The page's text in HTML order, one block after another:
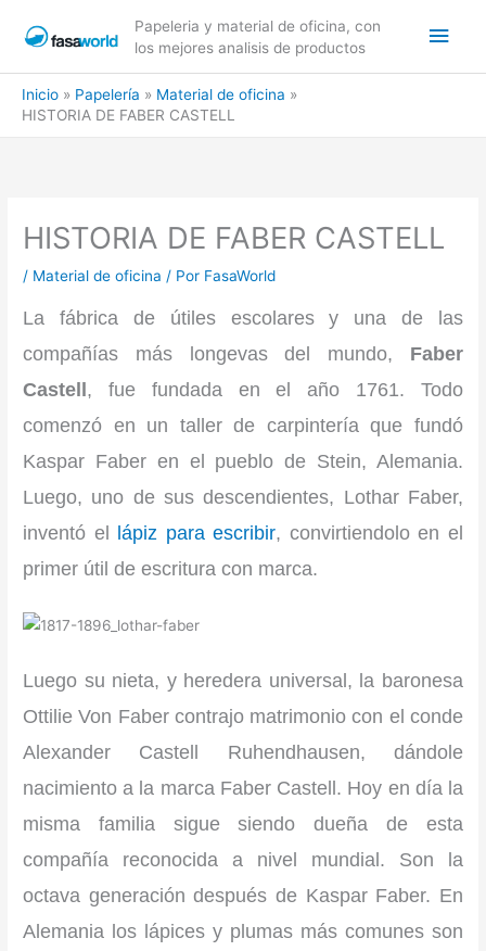
Papeleria y material de oficina, con
los mejores analisis de productos
Inicio Papelería
Material de oficina
HISTORIA DE FABER CASTELL
HISTORIA DE FABER CASTELL
/ Material de oficina / Por FasaWorld
La fábrica de útiles escolares y una de las
compañías más longevas del mundo, Faber
Castell , fue fundada en el año 1761. Todo
comenzó en un taller de carpintería que fundó
Kaspar Faber en el pueblo de Stein, Alemania.
Luego, uno de sus descendientes, Lothar Faber,
inventó el
lápiz para escribir, convirtiendolo en el
primer útil de escritura con marca.
Luego su nieta, y heredera universal, la baronesa
Ottilie Von Faber contrajo matrimonio con el conde
Alexander Castell Ruhendhausen, dándole
nacimiento a la marca Faber Castell. Hoy en día la
misma familia sigue siendo dueña de esta
compañía reconocida a nivel mundial. Son la
octava generación después de Kaspar Faber. En
Alemania los lápices y plumas más comunes son